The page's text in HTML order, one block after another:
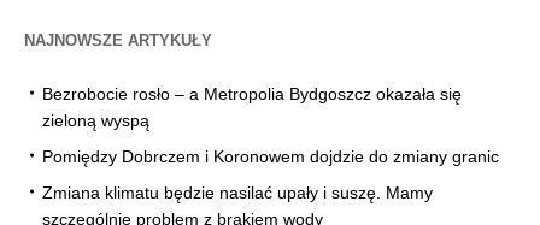
NAJNOWSZE ARTYKUŁY
Bezrobocie rosło – a Metropolia Bydgoszcz okazała się
zieloną wyspą
Pomiędzy Dobrczem i Koronowem dojdzie do zmiany granic
Zmiana klimatu będzie nasilać upały i suszę. Mamy
szczególnie problem z brakiem wody